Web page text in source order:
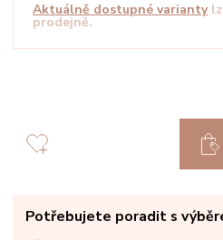
Aktuálně dostupné varianty
prodejně.
Potřebujete poradit s